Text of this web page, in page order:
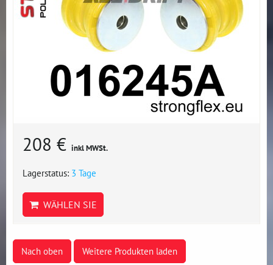
208 € inkl MWSt.
Lagerstatus: 3 Tage
WÄHLEN SIE
Nach oben Weitere Produkten laden